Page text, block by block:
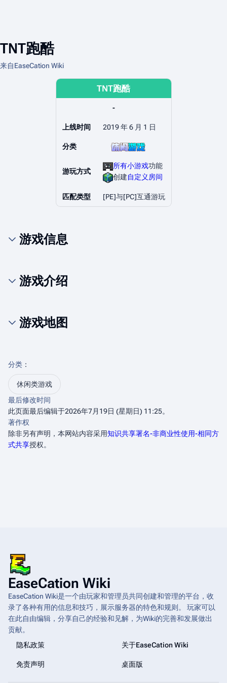
TNT跑酷
来自EaseCation Wiki
TNT跑酷
-
上线时间 2019 年 6 月 1 日
分类
游玩方式
所有小游戏功能
创建自定义房间
匹配类型 [PE]与[PC]互通游玩
游戏信息
游戏介绍
游戏地图
分类 ：​
休闲类游戏
最后修改时间
此页面最后编辑于2026年7月19日 (星期日) 11:25。
著作权
除非另有声明，本网站内容采用知识共享署名-非商业性使用-相同方
式共享授权。
EaseCation Wiki
EaseCation Wiki是一个由玩家和管理员共同创建和管理的平台，收
录了各种有用的信息和技巧，展示服务器的特色和规则。 玩家可以
在此自由编辑，分享自己的经验和见解，为Wiki的完善和发展做出
贡献。
隐私政策
关于EaseCation Wiki
免责声明 桌面版